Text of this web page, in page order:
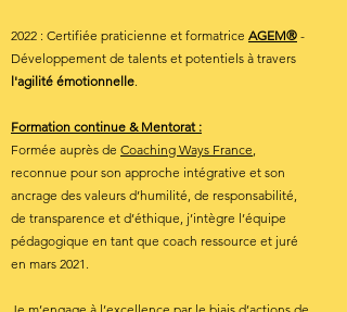
2022 : Certifiée praticienne et formatrice AGEM® -
Développement de talents et potentiels à travers
l'agilité émotionnelle.
Formation continue & Mentorat :
Formée auprès de Coaching Ways France,
reconnue pour son approche intégrative et son
ancrage des valeurs d’humilité, de responsabilité,
de transparence et d’éthique, j’intègre l’équipe
pédagogique en tant que coach ressource et juré
en mars 2021.